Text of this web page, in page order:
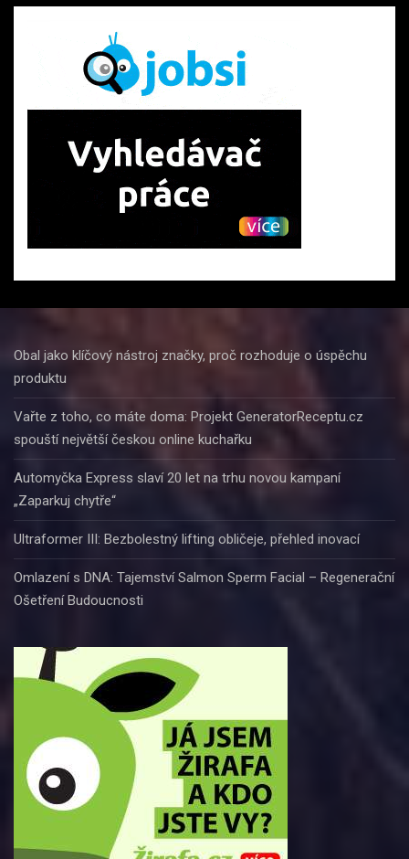
Obal jako klíčový nástroj značky, proč rozhoduje o úspěchu
produktu
Vařte z toho, co máte doma: Projekt GeneratorReceptu.cz
spouští největší českou online kuchařku
Automyčka Express slaví 20 let na trhu novou kampaní
„Zaparkuj chytře“
Ultraformer III: Bezbolestný lifting obličeje, přehled inovací
Omlazení s DNA: Tajemství Salmon Sperm Facial – Regenerační
Ošetření Budoucnosti